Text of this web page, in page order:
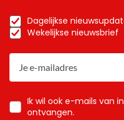
Dagelijkse
Wekelijkse nieuwsbrief
Ik wil ook e-mails van
ontvangen.